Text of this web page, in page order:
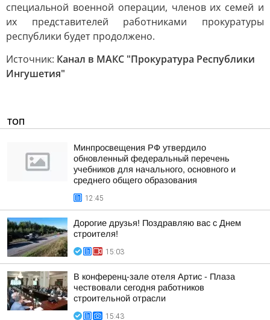
специальной военной операции, членов их семей и
их представителей работниками прокуратуры
республики будет продолжено.
Источник: Канал в МАКС "Прокуратура Республики
Ингушетия"
ТОП
Минпросвещения РФ утвердило
обновленный федеральный перечень
учебников для начального, основного и
среднего общего образования
12:45
Дорогие друзья! Поздравляю вас с Днем
строителя!
15:03
В конференц-зале отеля Артис - Плаза
чествовали сегодня работников
строительной отрасли
15:43